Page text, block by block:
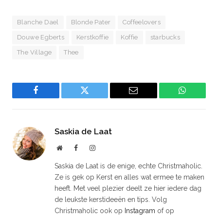
Blanche Dael Blonde Pater Coffeelovers
Douwe Egberts Kerstkoffie Koffie starbucks
The Village Thee
Facebook Twitter Email
Saskia de Laat
WebsiteFacebookInstagram
Saskia de Laat is de enige, echte Christmaholic.
Ze is gek op Kerst en alles wat ermee te maken
heeft. Met veel plezier deelt ze hier iedere dag
de leukste kerstideeën en tips. Volg
Christmaholic ook op Instagram of op